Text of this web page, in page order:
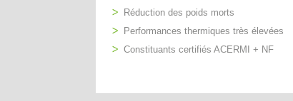
Réduction des poids morts
Performances thermiques très élevées
Constituants certifiés ACERMI + NF